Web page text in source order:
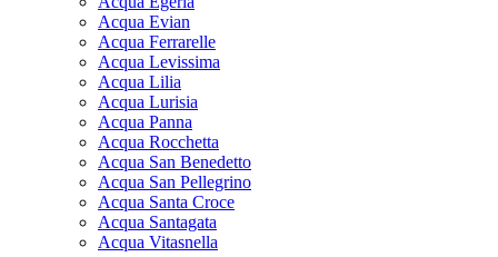
Acqua Evian
Acqua Ferrarelle
Acqua Levissima
Acqua Lilia
Acqua Lurisia
Acqua Panna
Acqua Rocchetta
Acqua San Benedetto
Acqua San Pellegrino
Acqua Santa Croce
Acqua Santagata
Acqua Vitasnella